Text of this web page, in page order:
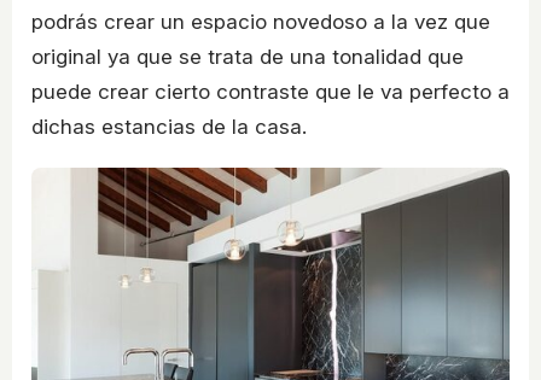
podrás crear un espacio novedoso a la vez que
original ya que se trata de una tonalidad que
puede crear cierto contraste que le va perfecto a
dichas estancias de la casa.